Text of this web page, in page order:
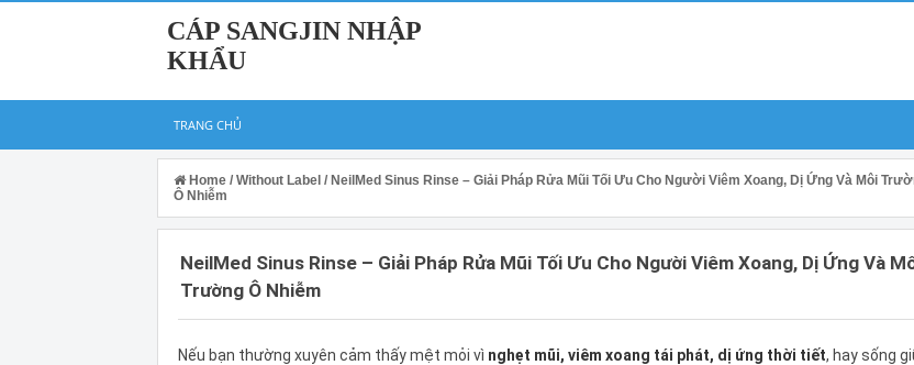
CÁP SANGJIN NHẬP
KHẨU
TRANG CHỦ
Home / Without Label / NeilMed Sinus Rinse – Giải Pháp Rửa Mũi Tối Ưu Cho Người Viêm Xoang, Dị Ứng Và Môi
Ô Nhiễm
NeilMed Sinus Rinse – Giải Pháp Rửa Mũi Tối Ưu Cho Người Viêm Xoang, Dị Ứng Và
Trường Ô Nhiễm
Nếu bạn thường xuyên cảm thấy mệt mỏi vì nghẹt mũi, viêm xoang tái phát, dị ứng thời tiết, hay sống